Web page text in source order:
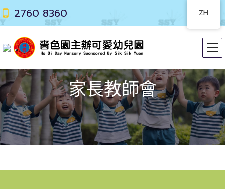
2760 8360
家長教師會
ZH